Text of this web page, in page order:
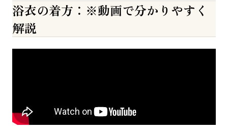
浴衣の着方：※動画で分かりやすく
解説